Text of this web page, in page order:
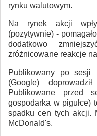
rynku walutowym.
Na rynek akcji
(pozytywnie) -
dodatkowo
zróżnicowane reakcje
Publikowany po sesji
(Google)
Publikowane przed
gospodarka w pigułce)
spadku cen tych akcji.
McDonald's.